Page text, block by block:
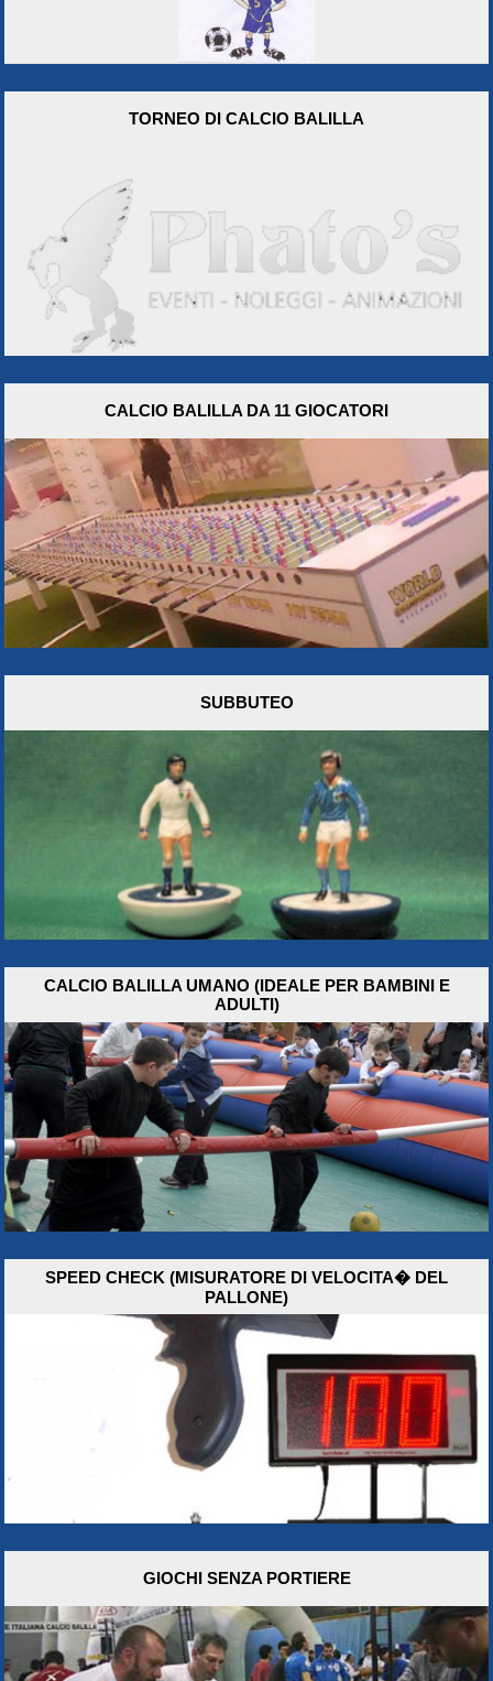
TORNEO DI CALCIO BALILLA
CALCIO BALILLA DA 11 GIOCATORI
SUBBUTEO
CALCIO BALILLA UMANO (IDEALE PER BAMBINI E
ADULTI)
SPEED CHECK (MISURATORE DI VELOCITA� DEL
PALLONE)
GIOCHI SENZA PORTIERE